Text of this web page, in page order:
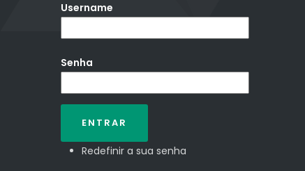
Username
Senha
Redefinir a sua senha